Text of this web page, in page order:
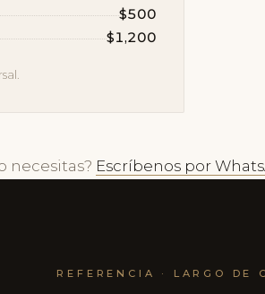
$500
$1,200
necesitas? Escríbenos por
REFERENCIA · LARGO DE